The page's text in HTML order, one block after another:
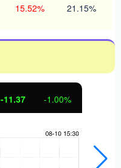
15.52% 21.15%
-11.37 -1.00%